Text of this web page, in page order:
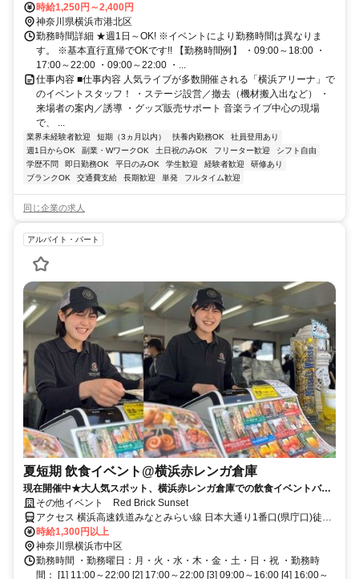
時給1,250円～2,400円
神奈川県横浜市港北区
勤務時間詳細 ★週1日～OK! ※イベントにより勤務時間は異なりま
す。 ※基本直行直帰でOKです!! 【勤務時間例】 ・09:00～18:00 ・
17:00～22:00 ・09:00～22:00 ・...
仕事内容 ■仕事内容 人気ライブが多数開催される「横浜アリーナ」で
のイベントスタッフ！ ・ステージ設営／撤去（機材搬入出など） ・
来場者の案内／誘導 ・グッズ販売サポート 音楽ライブ中心の現場
で、 ...
業界未経験者歓迎 短期（3ヵ月以内） 扶養内勤務OK
社員登用あり
週1日からOK
副業・WワークOK 土日祝のみOK フリーター歓迎
シフト自由
学歴不問
即日勤務OK 平日のみOK 学生歓迎 経験者歓迎
研修あり
ブランクOK
交通費支給 長期歓迎 単発 フルタイム歓迎
同じ企業の求人
アルバイト・パート
夏短期 飲食イベント@横浜赤レンガ倉庫
現在開催中★大人気スポット、横浜赤レンガ倉庫での飲食イベントバイ
ト★繁忙期に向けてスタッフ急募！〈お盆期間８／１１～８／１６に入
れる方大歓迎！〉【８月30日までの短期♪高時給+交通費全額支給！】未
経験者も【積極採用中】
その他イベント Red Brick Sunset
アクセス 横浜高速鉄道みなとみらい線 日本大通り1番口(県庁口)徒歩
約9分、横浜高速鉄道みなとみらい線 馬車道6番口(赤レンガ倉庫口)徒
歩約11分、横浜市営ブルーライン 関内9番口徒歩約18分
時給1,300円以上
神奈川県横浜市中区
勤務時間 ・勤務曜日：月・火・水・木・金・土・日・祝 ・勤務時
間： [1] 11:00～22:00 [2] 17:00～22:00 [3] 09:00～16:00 [4] 16:00～